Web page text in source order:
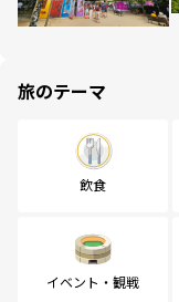
旅のテーマ
飲食
イベント・観戦